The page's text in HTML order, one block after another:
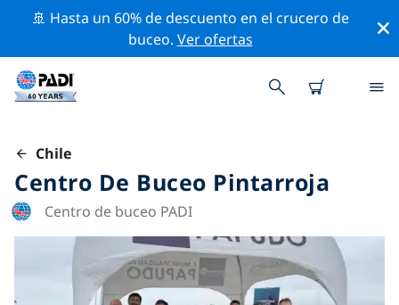
🚢 Hasta un 60% de descuento en el crucero de
buceo. Ver ofertas
Chile
Centro De Buceo Pintarroja
Centro de buceo PADI